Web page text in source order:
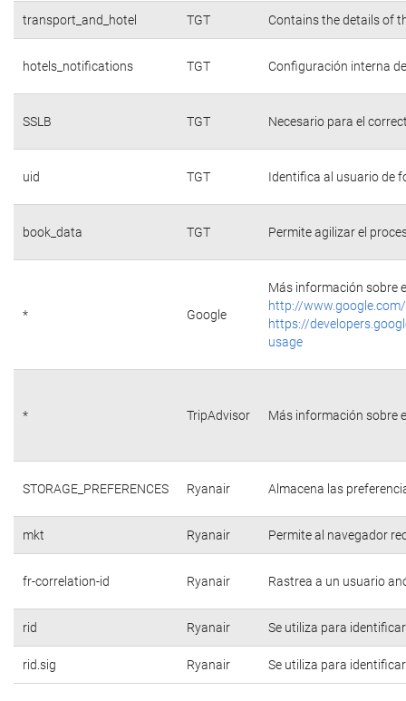
transport_and_hotel TGT Contains the details of
hotels_notifications TGT Configuración interna
SSLB TGT Necesario para el
uid TGT Identifica al usuario de
book_data TGT Permite agilizar el
* Google
Más información sobre
http://
https://
usage
* TripAdvisor Más información sobre
STORAGE_PREFERENCES Ryanair Almacena las
mkt Ryanair Permite al navegador
fr-correlation-id Ryanair Rastrea a un usuario
rid Ryanair Se utiliza para
rid.sig Ryanair Se utiliza para